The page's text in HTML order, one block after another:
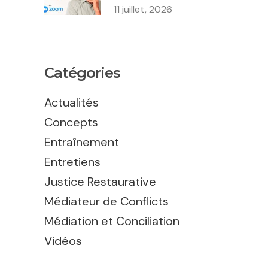
11 juillet, 2026
Catégories
Actualités
Concepts
Entraînement
Entretiens
Justice Restaurative
Médiateur de Conflicts
Médiation et Conciliation
Vidéos